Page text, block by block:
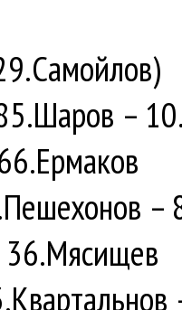
–
–
36.Мясищев